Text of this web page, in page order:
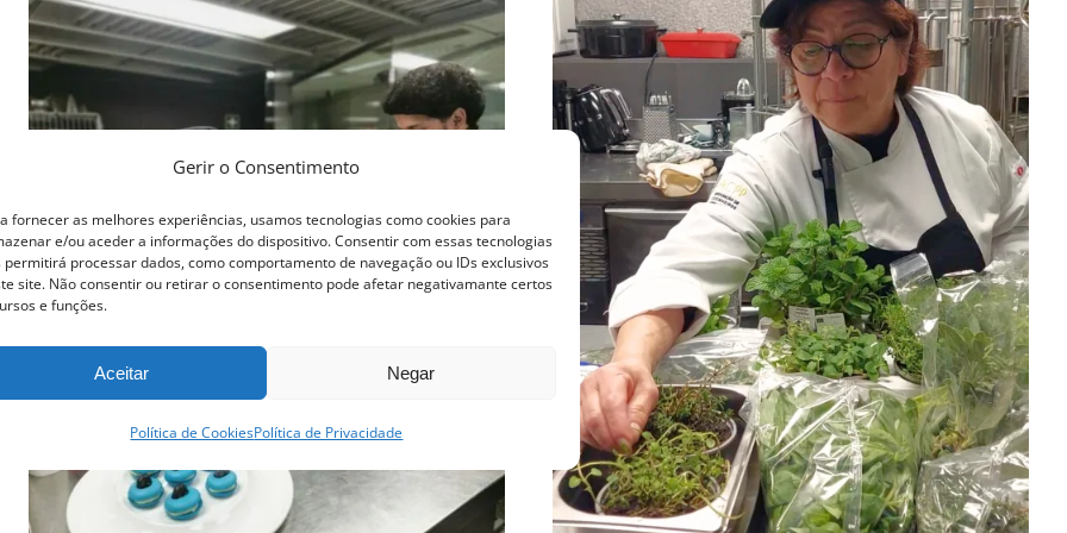
Gerir o Consentimento
fornecer as melhores experiências, usamos tecnologias como cookies para
e/ou aceder a informações do dispositivo. Consentir com essas tecnologias
permitirá processar dados, como comportamento de navegação ou IDs exclusivos
site. Não consentir ou retirar o consentimento pode afetar negativamante certos
e funções.
Aceitar Negar
Política de CookiesPolítica de Privacidade
The
options
may
on
the
product